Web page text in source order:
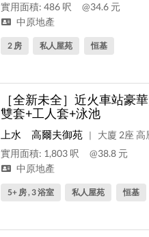
實用面積: 486 呎
@34.6 元
中原地產
2 房 私人屋苑 恒基
［全新未全］近火車站豪
雙套+工人套+泳池
上水 高爾夫御苑 |
大廈 2座 高
實用面積: 1,803 呎
@38.8 元
中原地產
5+ 房 , 3 浴室 私人屋苑 恒基